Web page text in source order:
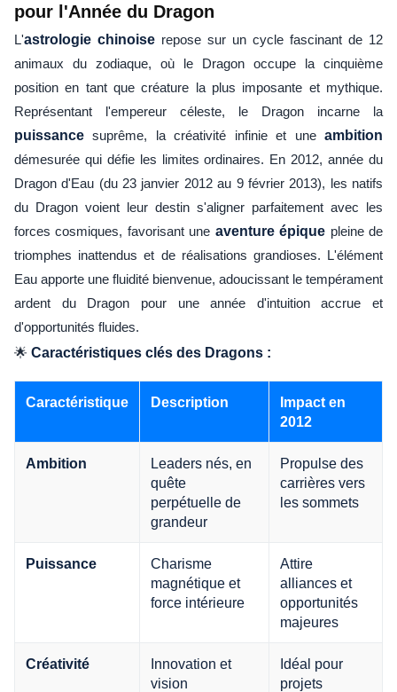
pour l'Année du Dragon
L'astrologie chinoise repose sur un cycle fascinant de 12
animaux du zodiaque, où le Dragon occupe la cinquième
position en tant que créature la plus imposante et mythique.
Représentant l'empereur céleste, le Dragon incarne la
puissance suprême, la créativité infinie et une ambition
démesurée qui défie les limites ordinaires. En 2012, année du
Dragon d'Eau (du 23 janvier 2012 au 9 février 2013), les natifs
du Dragon voient leur destin s'aligner parfaitement avec les
forces cosmiques, favorisant une aventure épique pleine de
triomphes inattendus et de réalisations grandioses. L'élément
Eau apporte une fluidité bienvenue, adoucissant le tempérament
ardent du Dragon pour une année d'intuition accrue et
d'opportunités fluides.
🌟 Caractéristiques clés des Dragons :
Caractéristique Description
Impact en
2012
Ambition
Leaders nés, en
quête
perpétuelle de
grandeur
Propulse des
carrières vers
les sommets
Puissance
Charisme
magnétique et
force intérieure
Attire
alliances et
opportunités
majeures
Créativité
Innovation et
vision
Idéal pour
projets